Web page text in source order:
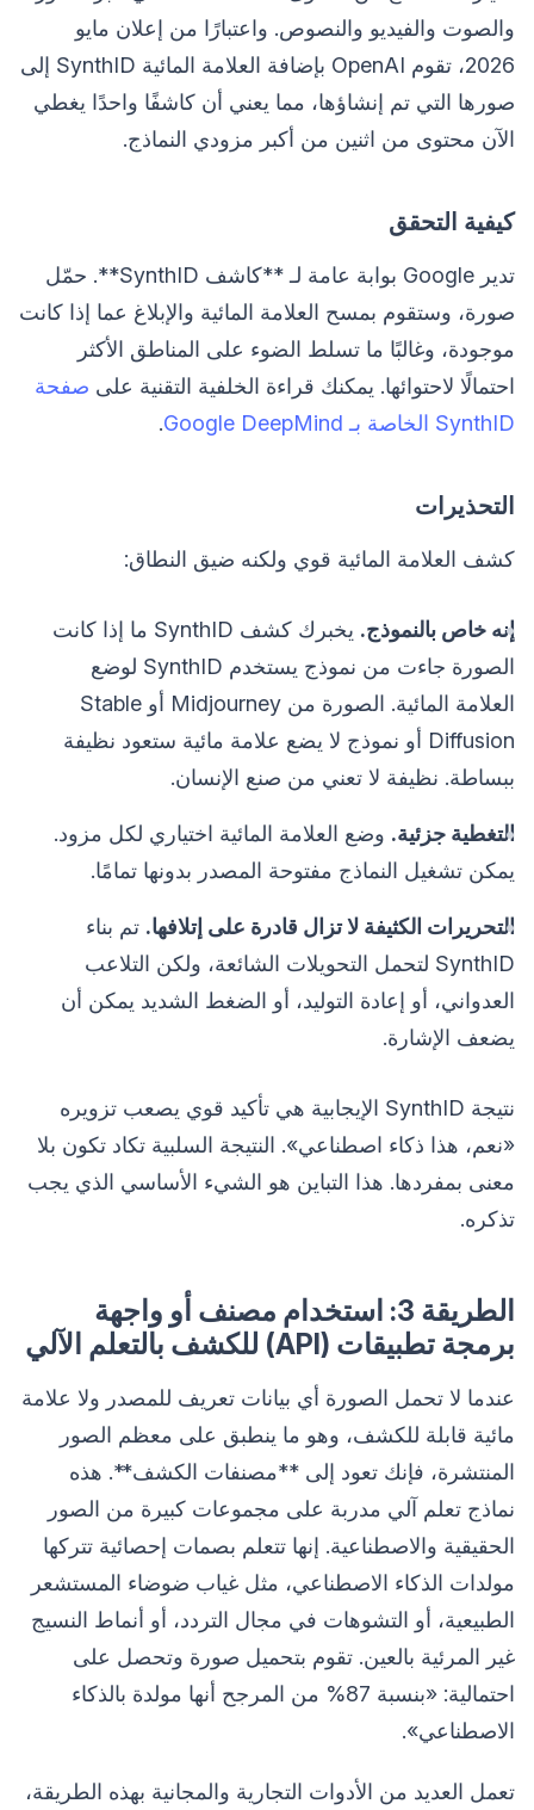
والصوت والفيديو والنصوص. واعتبارًا من إعلان مايو
2026، تقوم OpenAI بإضافة العلامة المائية SynthID إلى
صورها التي تم إنشاؤها، مما يعني أن كاشفًا واحدًا يغطي
الآن محتوى من اثنين من أكبر مزودي النماذج.
كيفية التحقق
تدير Google بوابة عامة لـ **كاشف SynthID**. حمّل
صورة، وستقوم بمسح العلامة المائية والإبلاغ عما إذا كانت
موجودة، وغالبًا ما تسلط الضوء على المناطق الأكثر
احتمالًا لاحتوائها. يمكنك قراءة الخلفية التقنية على صفحة
SynthID الخاصة بـ Google DeepMind
.
التحذيرات
كشف العلامة المائية قوي ولكنه ضيق النطاق:
إنه خاص بالنموذج.
يخبرك كشف SynthID ما إذا كانت
الصورة جاءت من نموذج يستخدم SynthID لوضع
العلامة المائية. الصورة من Midjourney أو Stable
Diffusion أو نموذج لا يضع علامة مائية ستعود نظيفة
ببساطة. نظيفة لا تعني من صنع الإنسان.
التغطية جزئية. وضع العلامة المائية اختياري لكل مزود.
يمكن تشغيل النماذج مفتوحة المصدر بدونها تمامًا.
التحريرات الكثيفة لا تزال قادرة على إتلافها. تم بناء
SynthID لتحمل التحويلات الشائعة، ولكن التلاعب
العدواني، أو إعادة التوليد، أو الضغط الشديد يمكن أن
يضعف الإشارة.
نتيجة SynthID الإيجابية هي تأكيد قوي يصعب تزويره
«نعم، هذا ذكاء اصطناعي». النتيجة السلبية تكاد تكون بلا
معنى بمفردها. هذا التباين هو الشيء الأساسي الذي يجب
تذكره.
الطريقة 3: استخدام مصنف أو واجهة
برمجة تطبيقات (API) للكشف بالتعلم الآلي
عندما لا تحمل الصورة أي بيانات تعريف للمصدر ولا علامة
مائية قابلة للكشف، وهو ما ينطبق على معظم الصور
المنتشرة، فإنك تعود إلى **مصنفات الكشف**. هذه
نماذج تعلم آلي مدربة على مجموعات كبيرة من الصور
الحقيقية والاصطناعية. إنها تتعلم بصمات إحصائية تتركها
مولدات الذكاء الاصطناعي، مثل غياب ضوضاء المستشعر
الطبيعية، أو التشوهات في مجال التردد، أو أنماط النسيج
غير المرئية بالعين. تقوم بتحميل صورة وتحصل على
احتمالية: «بنسبة 87% من المرجح أنها مولدة بالذكاء
الاصطناعي».
تعمل العديد من الأدوات التجارية والمجانية بهذه الطريقة،